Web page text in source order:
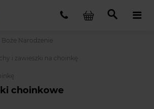
Boże Narodzenie
i zawieszki na choinkę
choinkowe